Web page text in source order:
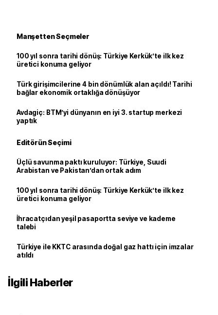
Manşetten Seçmeler
100 yıl sonra tarihi dönüş: Türkiye Kerkük’te ilk kez
üretici konuma geliyor
Türk girişimcilerine 4 bin dönümlük alan açıldı! Tarihi
bağlar ekonomik ortaklığa dönüşüyor
Avdagiç: BTM’yi dünyanın en iyi 3. startup merkezi
yaptık
Editörün Seçimi
Üçlü savunma paktı kuruluyor: Türkiye, Suudi
Arabistan ve Pakistan’dan ortak adım
100 yıl sonra tarihi dönüş: Türkiye Kerkük’te ilk kez
üretici konuma geliyor
İhracatçıdan yeşil pasaportta seviye ve kademe
talebi
Türkiye ile KKTC arasında doğal gaz hattı için imzalar
atıldı
İlgili Haberler